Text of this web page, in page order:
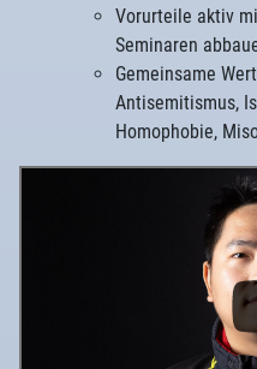
Vorurteile aktiv
Seminaren
Gemeinsame
Antisemitismus,
Homophobie,